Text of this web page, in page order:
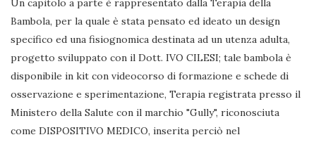
Un capitolo a parte è rappresentato dalla Terapia della
Bambola, per la quale è stata pensato ed ideato un design
specifico ed una fisiognomica destinata ad un utenza adulta,
progetto sviluppato con il Dott. IVO CILESI; tale bambola è
disponibile in kit con videocorso di formazione e schede di
osservazione e sperimentazione, Terapia registrata presso il
Ministero della Salute con il marchio "Gully", riconosciuta
come DISPOSITIVO MEDICO, inserita perciò nel